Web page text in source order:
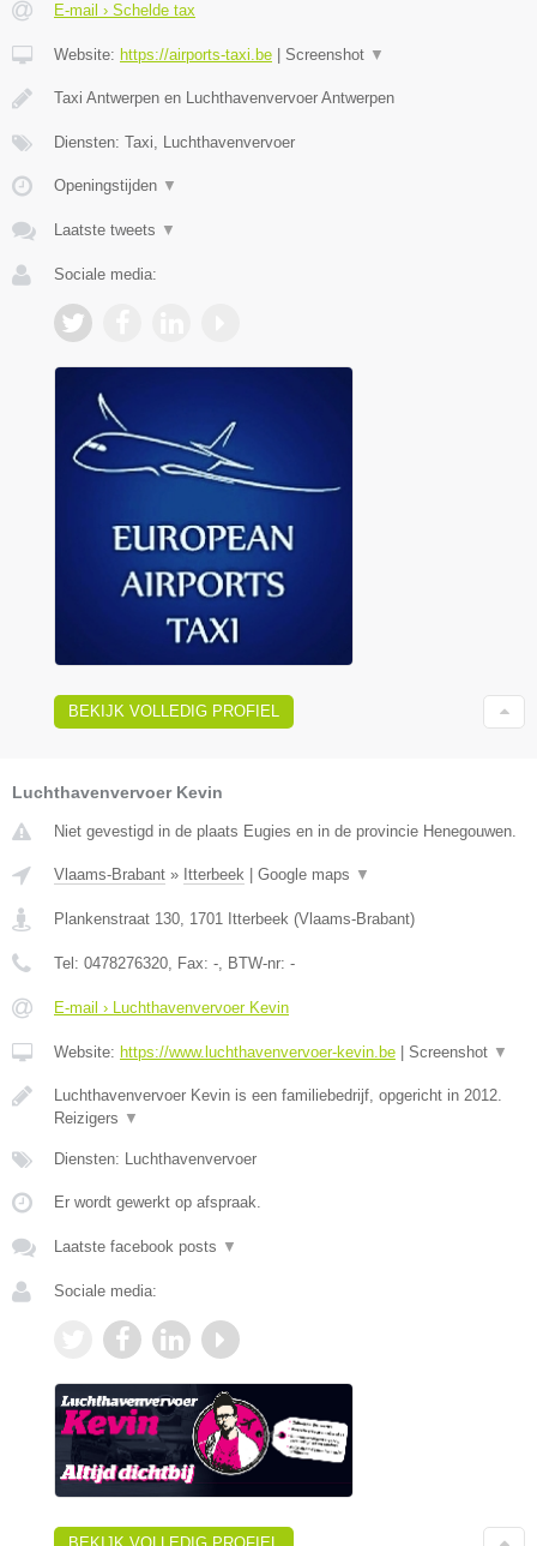
E-mail › Schelde tax
Website: https://airports-taxi.be Screenshot ▼
Taxi Antwerpen en Luchthavenvervoer Antwerpen
Diensten: Taxi, Luchthavenvervoer
Openingstijden ▼
Laatste tweets ▼
Sociale media:
BEKIJK VOLLEDIG PROFIEL
Luchthavenvervoer Kevin
Niet gevestigd in de plaats Eugies en in de provincie Henegouwen.
Vlaams-Brabant » Itterbeek Google maps ▼
Plankenstraat 130, 1701 Itterbeek (Vlaams-Brabant)
Tel: 0478276320, Fax: -, BTW-nr: -
E-mail › Luchthavenvervoer Kevin
Website: https://www.luchthavenvervoer-kevin.be Screenshot ▼
Luchthavenvervoer Kevin is een familiebedrijf, opgericht in 2012.
Reizigers ▼
Diensten: Luchthavenvervoer
Er wordt gewerkt op afspraak.
Laatste facebook posts ▼
Sociale media: